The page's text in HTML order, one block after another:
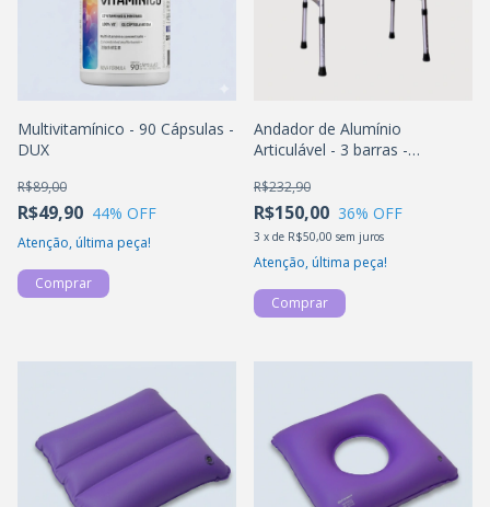
Multivitamínico - 90 Cápsulas -
DUX
R$49,90
R$89,00
44% OFF
Atenção, última peça!
Andador de Alumínio
Articulável - 3 barras -
R$150,00
R$232,90
36% OFF
3 x de R$50,00 sem juros
Atenção, última peça!